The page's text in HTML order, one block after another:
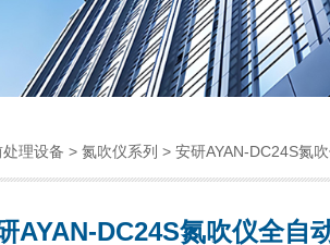
理设备 > 氮吹仪系列 > 安研AYAN-DC24S氮吹
AYAN-DC24S氮吹仪全自